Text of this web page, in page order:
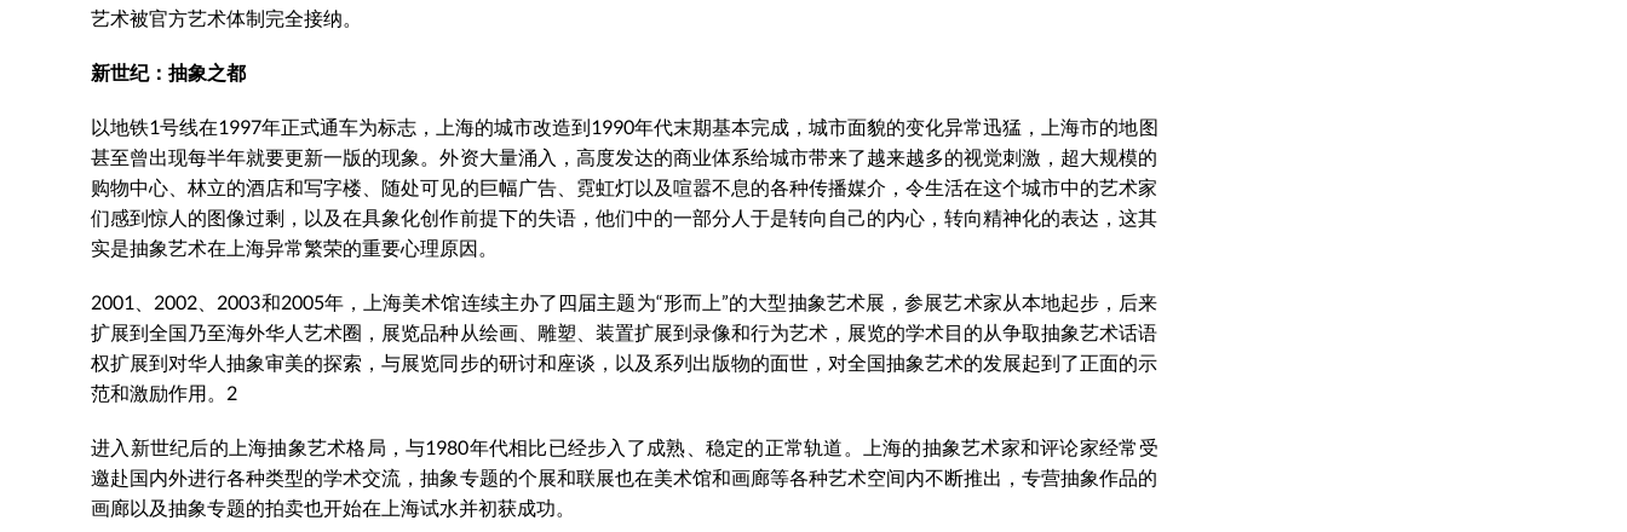
艺术被官方艺术体制完全接纳。
新世纪：抽象之都
以地铁1号线在1997年正式通车为标志，上海的城市改造到1990年代末期基本完成，城市面貌的变化异常迅猛，上海市的地图
甚至曾出现每半年就要更新一版的现象。外资大量涌入，高度发达的商业体系给城市带来了越来越多的视觉刺激，超大规模的
购物中心、林立的酒店和写字楼、随处可见的巨幅广告、霓虹灯以及喧嚣不息的各种传播媒介，令生活在这个城市中的艺术家
们感到惊人的图像过剩，以及在具象化创作前提下的失语，他们中的一部分人于是转向自己的内心，转向精神化的表达，这其
实是抽象艺术在上海异常繁荣的重要心理原因。
2001、2002、2003和2005年，上海美术馆连续主办了四届主题为“形而上”的大型抽象艺术展，参展艺术家从本地起步，后来
扩展到全国乃至海外华人艺术圈，展览品种从绘画、雕塑、装置扩展到录像和行为艺术，展览的学术目的从争取抽象艺术话语
权扩展到对华人抽象审美的探索，与展览同步的研讨和座谈，以及系列出版物的面世，对全国抽象艺术的发展起到了正面的示
范和激励作用。2
进入新世纪后的上海抽象艺术格局，与1980年代相比已经步入了成熟、稳定的正常轨道。上海的抽象艺术家和评论家经常受
邀赴国内外进行各种类型的学术交流，抽象专题的个展和联展也在美术馆和画廊等各种艺术空间内不断推出，专营抽象作品的
画廊以及抽象专题的拍卖也开始在上海试水并初获成功。